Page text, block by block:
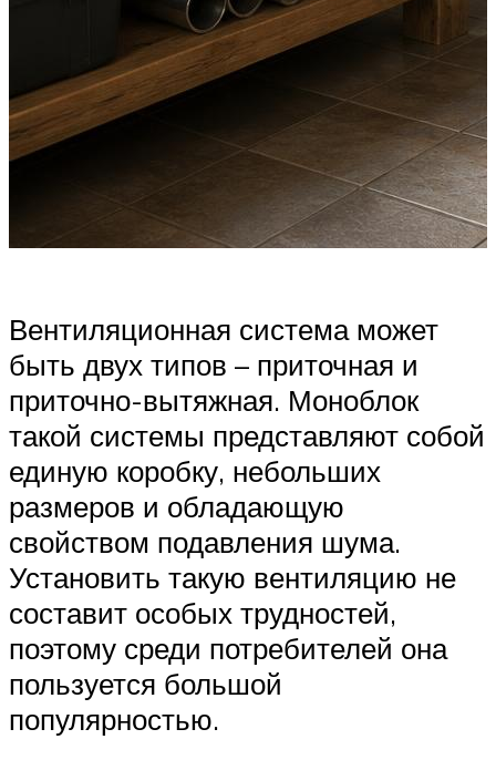
Вентиляционная система может
быть двух типов – приточная и
приточно-вытяжная. Моноблок
такой системы представляют собой
единую коробку, небольших
размеров и обладающую
свойством подавления шума.
Установить такую вентиляцию не
составит особых трудностей,
поэтому среди потребителей она
пользуется большой
популярностью.